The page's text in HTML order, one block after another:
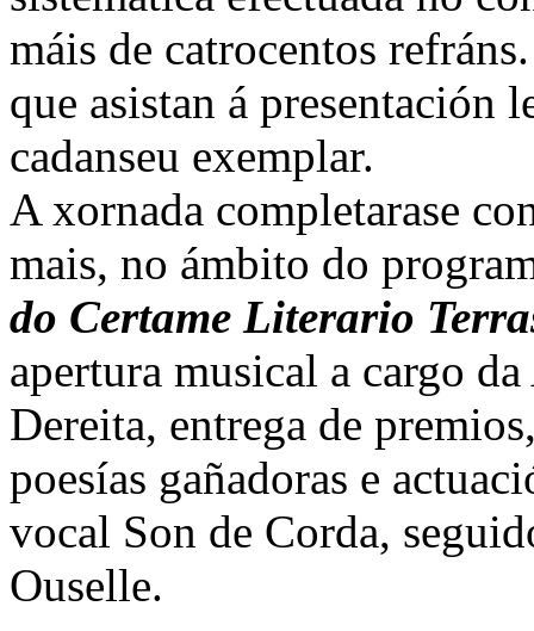
máis de catrocentos
que asistan á presentación
cadanseu exemplar.
A xornada completarase
mais, no ámbito do
do Certame Literario
apertura musical a cargo
Dereita, entrega de
poesías gañadoras e
vocal Son de Corda,
Ouselle.